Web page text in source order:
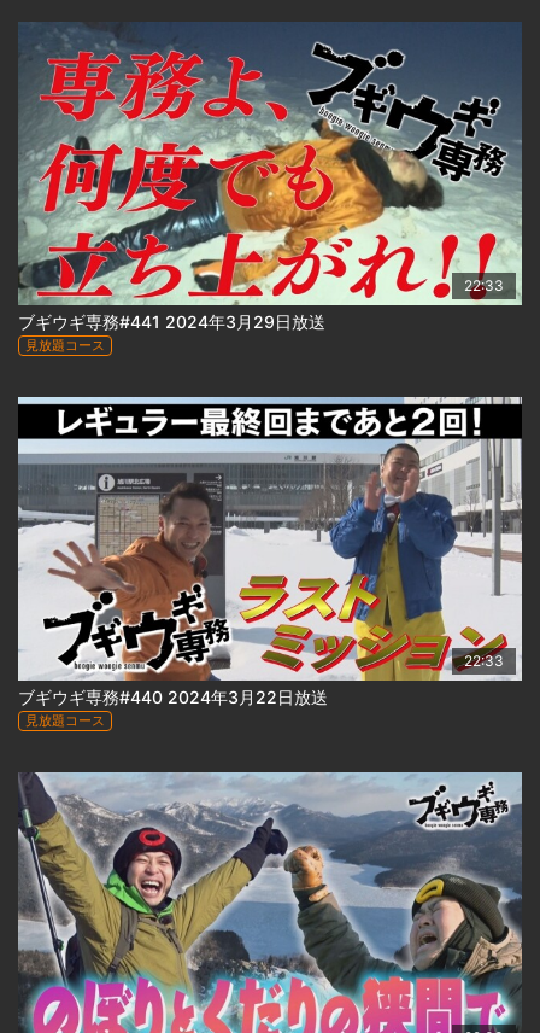
22:33
ブギウギ専務#441 2024年3月29日放送
見放題コース
22:33
ブギウギ専務#440 2024年3月22日放送
見放題コース